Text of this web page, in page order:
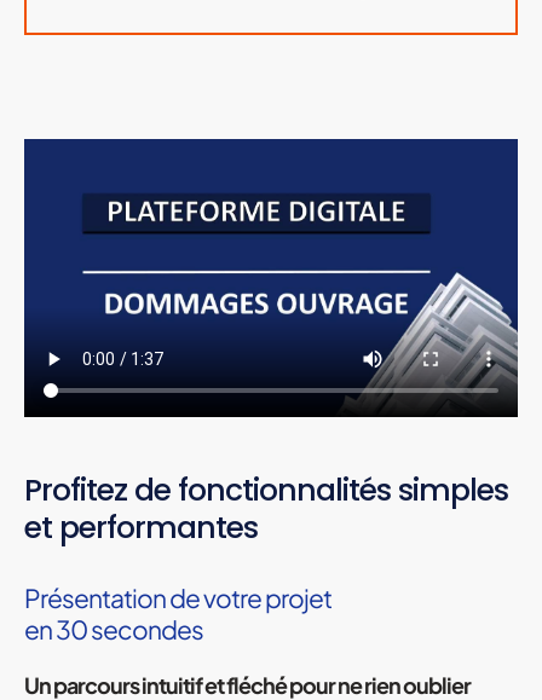
Profitez de fonctionnalités simples
et performantes
Présentation de votre projet
en 30 secondes
Un parcours intuitif et fléché pour ne rien oublier